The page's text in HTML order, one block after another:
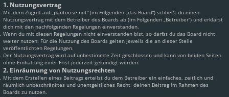
1. Nutzungsvertrag
Mit dem Zugriff auf „pantorise.net“ (im Folgenden „das Board“) schließt du einen
Nutzungsvertrag mit dem Betreiber des Boards ab (im Folgenden „Betreiber“) und erklärst
dich mit den nachfolgenden Regelungen einverstanden.
Wenn du mit diesen Regelungen nicht einverstanden bist, so darfst du das Board nicht
weiter nutzen. Für die Nutzung des Boards gelten jeweils die an dieser Stelle
veröffentlichten Regelungen.
Der Nutzungsvertrag wird auf unbestimmte Zeit geschlossen und kann von beiden Seiten
ohne Einhaltung einer Frist jederzeit gekündigt werden.
2. Einräumung von Nutzungsrechten
Mit dem Erstellen eines Beitrags erteilst du dem Betreiber ein einfaches, zeitlich und
räumlich unbeschränktes und unentgeltliches Recht, deinen Beitrag im Rahmen des
Boards zu nutzen.